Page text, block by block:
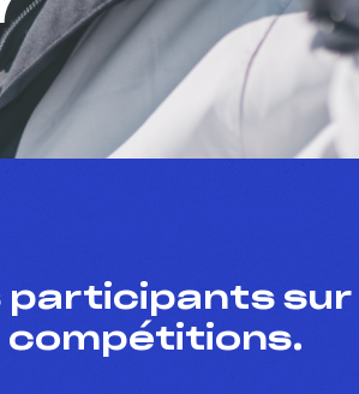
sur
compétitions.